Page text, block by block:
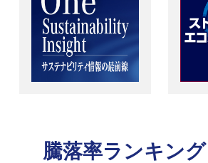
騰落率ランキング